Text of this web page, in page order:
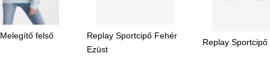
felső
Replay Sportcipő Fehér
Ezüst
Replay Sportcipő